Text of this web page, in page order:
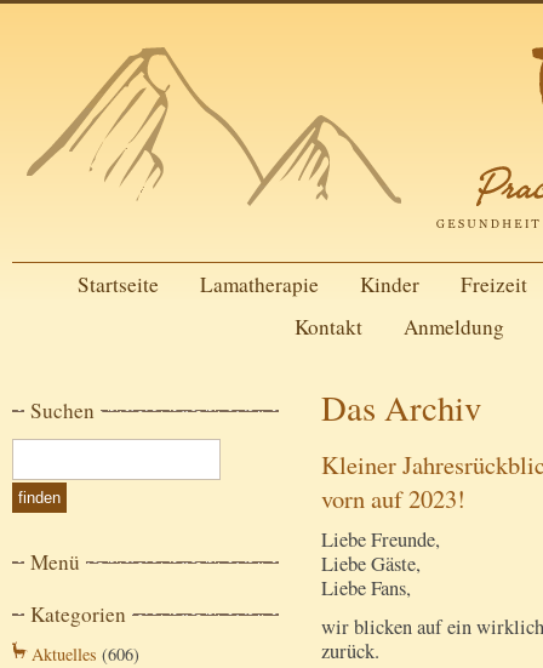
Startseite Lamatherapie Kinder
Freizeit
Kontakt
Anmeldung
Suchen
Menü
Kategorien
Aktuelles (606)
Das Archiv
Kleiner
vorn auf 2023!
Liebe Freunde,
Liebe Gäste,
Liebe Fans,
wir blicken auf ein wirklich
zurück.